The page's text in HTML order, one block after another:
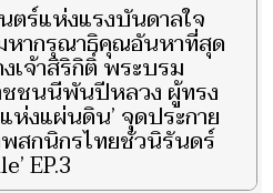
ตร์แห่งแรงบันดาลใจ
หากรุณาธิคุณอันหาที่สุด
เจ้าสิริกิติ์ พระบรม
ชนนีพันปีหลวง ผู้ทรง
แห่งแผ่นดิน’ จุดประกาย
สกนิกรไทยชั่วนิรันดร์
EP.3